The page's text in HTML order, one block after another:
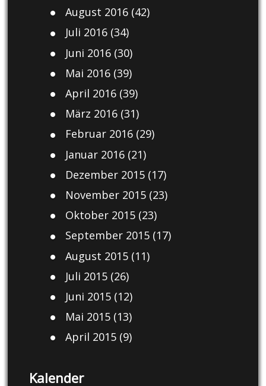
August 2016(42)
Juli 2016(34)
Juni 2016(30)
Mai 2016(39)
April 2016(39)
März 2016(31)
Februar 2016(29)
Januar 2016(21)
Dezember 2015(17)
November 2015(23)
Oktober 2015(23)
September 2015(17)
August 2015(11)
Juli 2015(26)
Juni 2015(12)
Mai 2015(13)
April 2015(9)
Kalender